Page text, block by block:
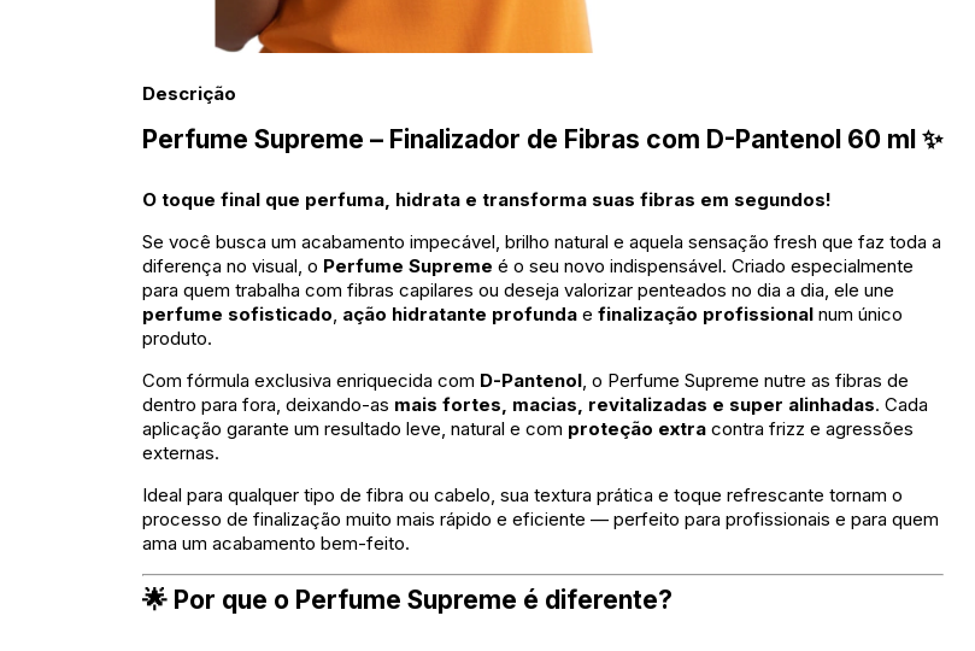
Descrição
Perfume Supreme – Finalizador de Fibras com D-Pantenol 60 ml ✨
O toque final que perfuma, hidrata e transforma suas fibras em segundos!
Se você busca um acabamento impecável, brilho natural e aquela sensação fresh que faz toda a
diferença no visual, o Perfume Supreme é o seu novo indispensável. Criado especialmente
para quem trabalha com fibras capilares ou deseja valorizar penteados no dia a dia, ele une
perfume sofisticado ação hidratante profunda e finalização profissional num único
produto.
Com fórmula exclusiva enriquecida com D-Pantenol , o Perfume Supreme nutre as fibras de
dentro para fora, deixando-as mais fortes, macias, revitalizadas e super alinhadas. Cada
aplicação garante um resultado leve, natural e com proteção extra contra frizz e agressões
externas.
Ideal para qualquer tipo de fibra ou cabelo, sua textura prática e toque refrescante tornam o
processo de finalização muito mais rápido e eficiente — perfeito para profissionais e para quem
ama um acabamento bem-feito.
🌟 Por que o Perfume Supreme é diferente?